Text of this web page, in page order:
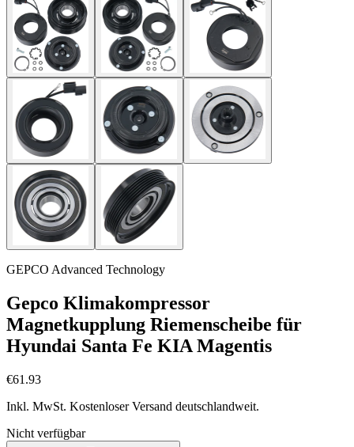
GEPCO Advanced Technology
Gepco Klimakompressor
Magnetkupplung Riemenscheibe für
Hyundai Santa Fe KIA Magentis
€61.93
Inkl. MwSt. Kostenloser Versand deutschlandweit.
Nicht verfügbar